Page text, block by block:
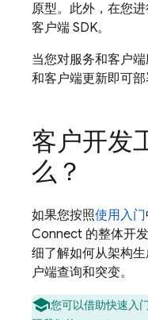
原型。此外，在您
客户端 SDK。
当您对服务和客户
和客户端更新即可部
客户开发
么？
如果您按照使用入门
Connect 的整体开
细了解如何从架构
户端查询和突变。
您可以借助快速入